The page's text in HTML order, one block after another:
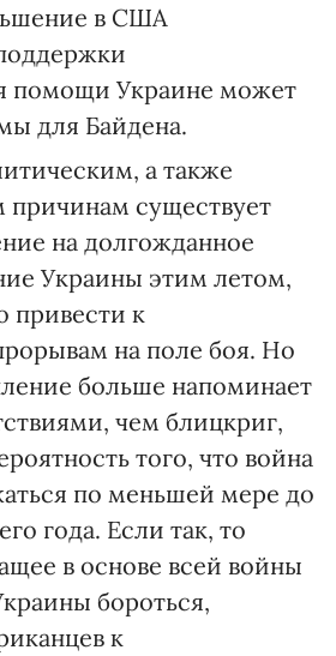
в США
помощи Украине может
для Байдена.
а также
причинам существует
на долгожданное
Украины этим летом,
привести к
на поле боя. Но
больше напоминает
чем блицкриг,
того, что война
по меньшей мере до
года. Если так, то
в основе всей войны
бороться,
к